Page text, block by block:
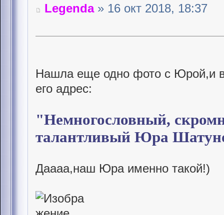
Legenda» 16 окт 2018, 18:37
Нашла еще одно фото с Юрой,и
его адрес:
"Немногословный,
талантливый Юра
Даааа,наш Юра именно такой!)